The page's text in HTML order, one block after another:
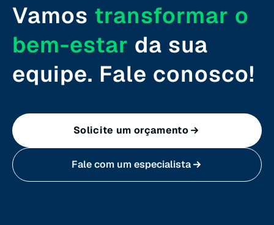
Roraima (RR)
Sergipe (SE)
Tocantins (TO)
Vamos transformar o
bem-estar da sua
equipe. Fale conosco!
Solicite um orçamento
Fale com um especialista